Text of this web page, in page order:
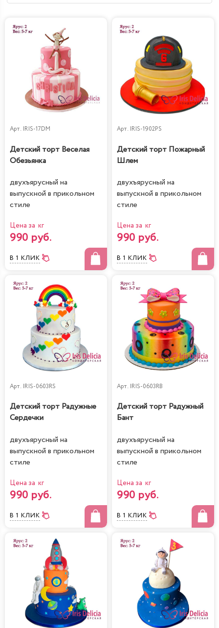
Арт. IRIS-17DM
Детский торт Веселая
Обезьянка
двухъярусный на
выпускной в прикольном
стиле
Цена за кг
990 руб.
В 1 КЛИК
Арт. IRIS-1902PS
Детский торт Пожарный
Шлем
двухъярусный на
выпускной в прикольном
стиле
Цена за кг
990 руб.
В 1 КЛИК
Арт. IRIS-0603RS
Детский торт Радужные
Сердечки
двухъярусный на
выпускной в прикольном
стиле
Цена за кг
990 руб.
В 1 КЛИК
Арт. IRIS-0603RB
Детский торт Радужный
Бант
двухъярусный на
выпускной в прикольном
стиле
Цена за кг
990 руб.
В 1 КЛИК